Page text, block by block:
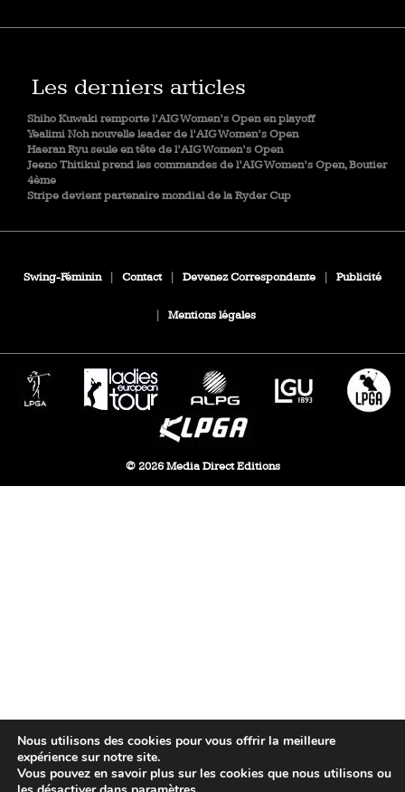
Les derniers articles
Shiho Kuwaki remporte l’AIG Women’s Open en playoff
Yealimi Noh nouvelle leader de l’AIG Women’s Open
Haeran Ryu seule en tête de l’AIG Women’s Open
Jeeno Thitikul prend les commandes de l’AIG Women’s Open, Boutier
4ème
Stripe devient partenaire mondial de la Ryder Cup
Swing-Féminin | Contact | Devenez Correspondante | Publicité
| Mentions légales
© 2026 Media Direct Editions
Nous utilisons des cookies pour vous offrir la meilleure
expérience sur notre site.
Vous pouvez en savoir plus sur les cookies que nous utilisons ou